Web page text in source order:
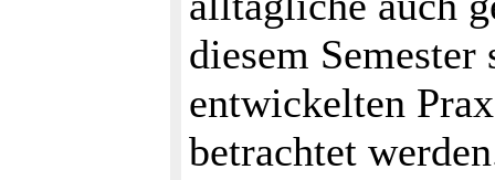
diesem
entwickelten
betrachtet